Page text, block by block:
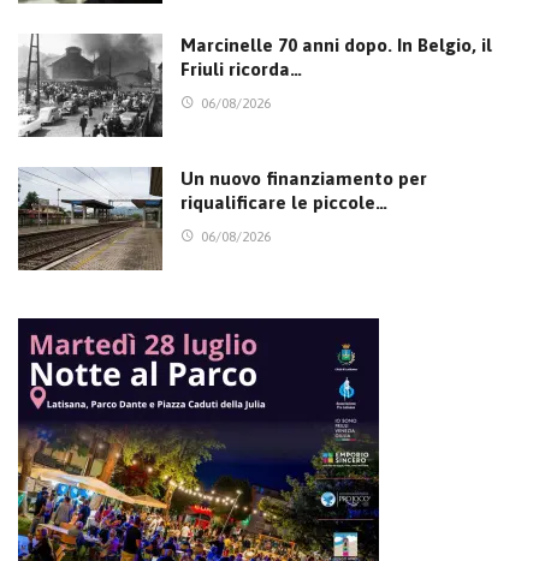
Marcinelle 70 anni dopo. In Belgio, il
Friuli ricorda…
06/08/2026
Un nuovo finanziamento per
riqualificare le piccole…
06/08/2026